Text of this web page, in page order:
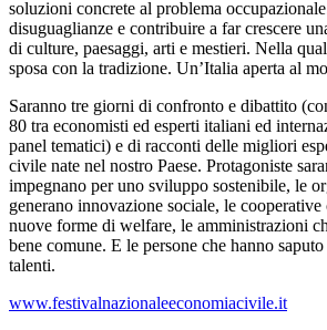
soluzioni concrete al problema
disuguaglianze e contribuire a far crescere
di culture, paesaggi, arti e mestieri. Nella
sposa con la tradizione. Un’Italia aperta al
Saranno tre giorni di confronto e dibattito
80 tra economisti ed esperti italiani ed
panel tematici) e di racconti delle migliori
civile nate nel nostro Paese. Protagoniste
impegnano per uno sviluppo sostenibile, le
generano innovazione sociale, le cooperative
nuove forme di welfare, le amministrazioni
bene comune. E le persone che hanno
talenti.
www.festivalnazionaleeconomiacivile.it